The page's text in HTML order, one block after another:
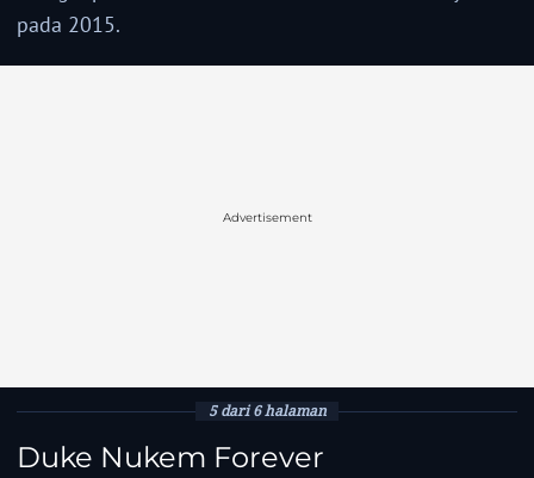
pada 2015.
Advertisement
5 dari 6 halaman
Duke Nukem Forever